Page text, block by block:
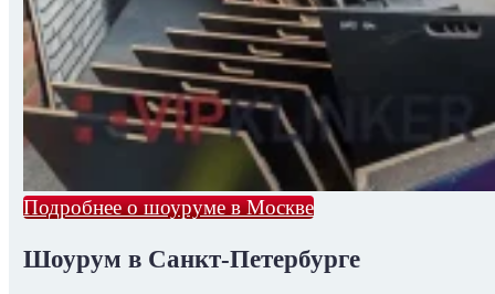
Подробнее о шоуруме в Москве
Шоурум в Санкт-Петербурге